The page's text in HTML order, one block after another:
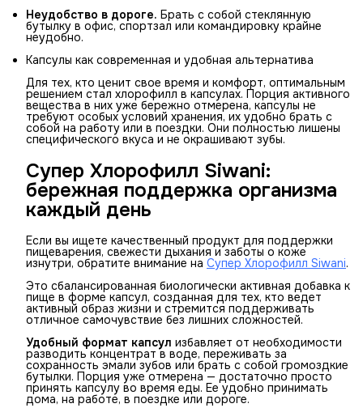
Неудобство в дороге. Брать с собой стеклянную
бутылку в офис, спортзал или командировку крайне
неудобно.
Капсулы как современная и удобная альтернатива
Для тех, кто ценит свое время и комфорт, оптимальным
решением стал хлорофилл в капсулах. Порция активного
вещества в них уже бережно отмерена, капсулы не
требуют особых условий хранения, их удобно брать с
собой на работу или в поездки. Они полностью лишены
специфического вкуса и не окрашивают зубы.
Супер Хлорофилл Siwani:
бережная поддержка организма
каждый день
Если вы ищете качественный продукт для поддержки
пищеварения, свежести дыхания и заботы о коже
изнутри, обратите внимание на Супер Хлорофилл Siwani.
Это сбалансированная биологически активная добавка к
пище в форме капсул, созданная для тех, кто ведет
активный образ жизни и стремится поддерживать
отличное самочувствие без лишних сложностей.
Удобный формат капсул избавляет от необходимости
разводить концентрат в воде, переживать за
сохранность эмали зубов или брать с собой громоздкие
бутылки. Порция уже отмерена — достаточно просто
принять капсулу во время еды. Ее удобно принимать
дома, на работе, в поездке или дороге.